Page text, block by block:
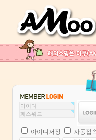
아이디저장 자동접